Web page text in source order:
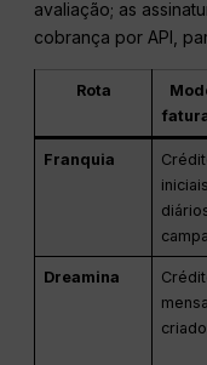
avaliação; as
cobrança por API,
Rota
Franquia
Dreamina